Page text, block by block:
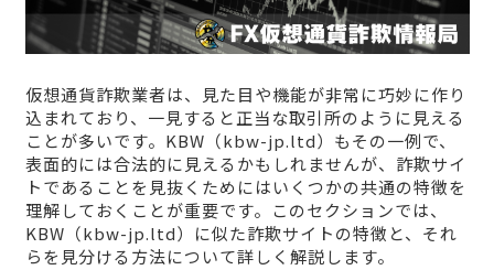
仮想通貨詐欺業者は、見た目や機能が非常に巧妙に作り
込まれており、一見すると正当な取引所のように見える
ことが多いです。KBW（kbw-jp.ltd）もその一例で、
表面的には合法的に見えるかもしれませんが、詐欺サイ
トであることを見抜くためにはいくつかの共通の特徴を
理解しておくことが重要です。このセクションでは、
KBW（kbw-jp.ltd）に似た詐欺サイトの特徴と、それ
らを見分ける方法について詳しく解説します。